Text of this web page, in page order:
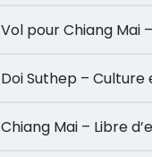
Jour 5: Vol pour Chiang
Jour 6: Doi Suthep –
Jour 7: Chiang Mai –